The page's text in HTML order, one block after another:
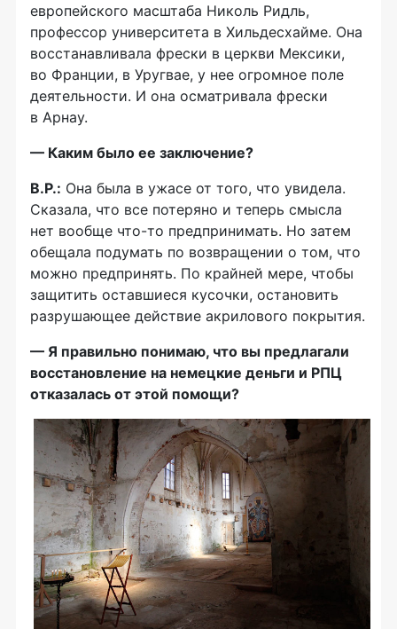
европейского масштаба Николь Ридль,
профессор университета в Хильдесхайме. Она
восстанавливала фрески в церкви Мексики,
во Франции, в Уругвае, у нее огромное поле
деятельности. И она осматривала фрески
в Арнау.
— Каким было ее заключение?
В.Р.: Она была в ужасе от того, что увидела.
Сказала, что все потеряно и теперь смысла
нет вообще что-то предпринимать. Но затем
обещала подумать по возвращении о том, что
можно предпринять. По крайней мере, чтобы
защитить оставшиеся кусочки, остановить
разрушающее действие акрилового покрытия.
— Я правильно понимаю, что вы предлагали
восстановление на немецкие деньги и РПЦ
отказалась от этой помощи?